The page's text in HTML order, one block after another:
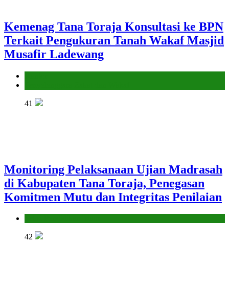
Kemenag Tana Toraja Konsultasi ke BPN
Terkait Pengukuran Tanah Wakaf Masjid
Musafir Ladewang
41
Monitoring Pelaksanaan Ujian Madrasah
di Kabupaten Tana Toraja, Penegasan
Komitmen Mutu dan Integritas Penilaian
42